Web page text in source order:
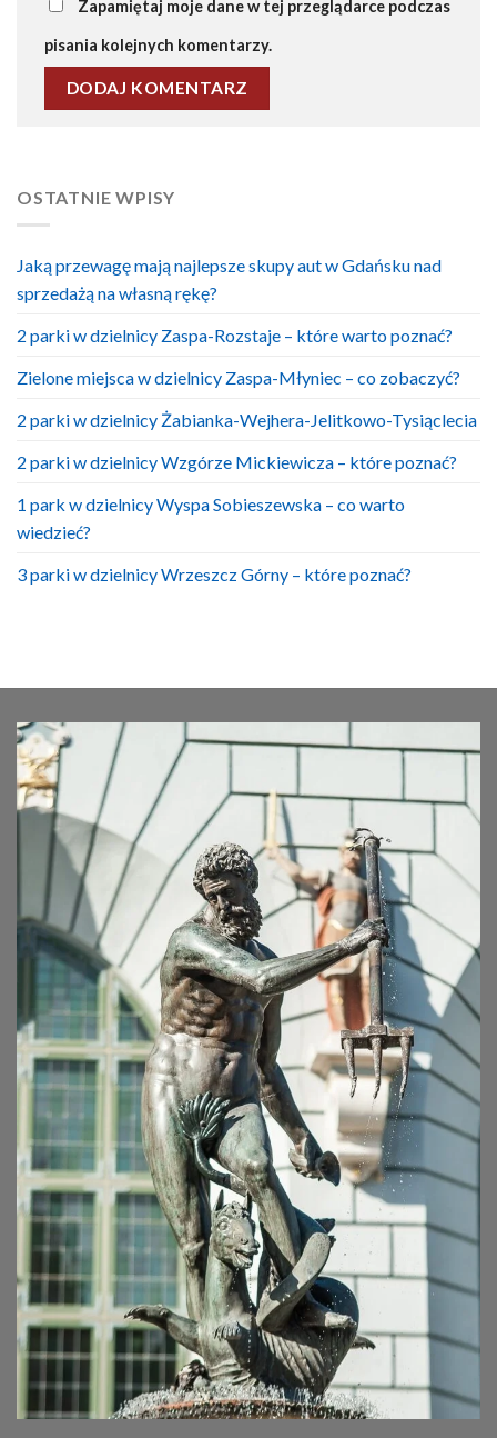
Zapamiętaj moje dane w tej przeglądarce podczas
pisania kolejnych komentarzy.
OSTATNIE WPISY
Jaką przewagę mają najlepsze skupy aut w Gdańsku nad
sprzedażą na własną rękę?
2 parki w dzielnicy Zaspa-Rozstaje – które warto poznać?
Zielone miejsca w dzielnicy Zaspa-Młyniec – co zobaczyć?
2 parki w dzielnicy Żabianka-Wejhera-Jelitkowo-Tysiąclecia
2 parki w dzielnicy Wzgórze Mickiewicza – które poznać?
1 park w dzielnicy Wyspa Sobieszewska – co warto
wiedzieć?
3 parki w dzielnicy Wrzeszcz Górny – które poznać?